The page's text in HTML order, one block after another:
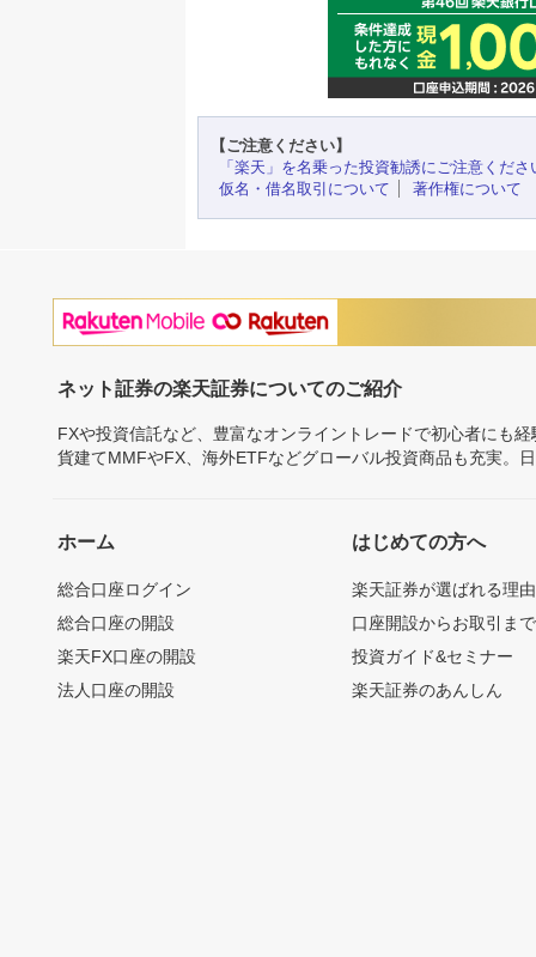
【ご注意ください】
「楽天」を名乗った投資勧誘にご注意くださ
仮名・借名取引について
著作権について
ネット証券の楽天証券についてのご紹介
FXや投資信託など、豊富なオンライントレードで初心者にも
貨建てMMFやFX、海外ETFなどグローバル投資商品も充実。
ホーム
総合口座ログイン
総合口座の開設
楽天FX口座の開設
法人口座の開設
はじめての方へ
楽天証券が選ばれる理由
口座開設からお取引ま
投資ガイド&セミナー
楽天証券のあんしん